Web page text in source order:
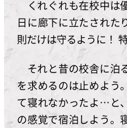
くれぐれも在校中は
日に廊下に立たされた
則だけは守るように！
それと昔の校舎に泊
を求めるのは止めよう
て寝れなかったよ…と
の感覚で宿泊しよう。